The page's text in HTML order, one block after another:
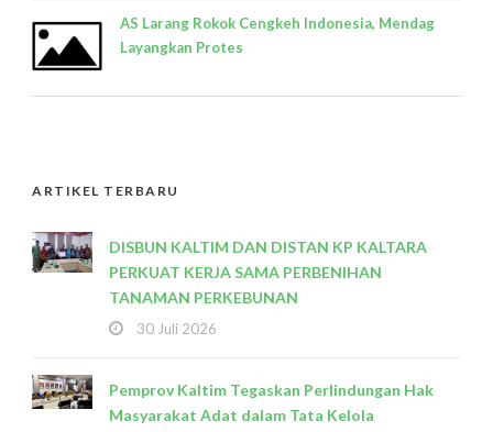
AS Larang Rokok Cengkeh Indonesia, Mendag
Layangkan Protes
ARTIKEL TERBARU
DISBUN KALTIM DAN DISTAN KP KALTARA
PERKUAT KERJA SAMA PERBENIHAN
TANAMAN PERKEBUNAN
30 Juli 2026
Pemprov Kaltim Tegaskan Perlindungan Hak
Masyarakat Adat dalam Tata Kelola